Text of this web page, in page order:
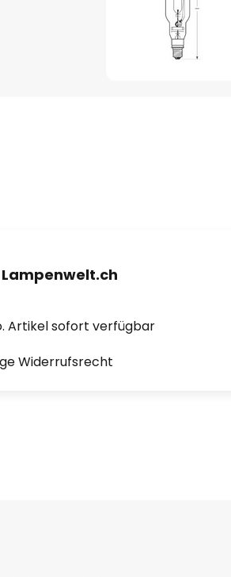
Lampenwelt.ch
Artikel sofort verfügbar
Widerrufsrecht